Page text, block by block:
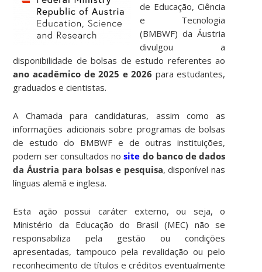
de Educação, Ciência
e Tecnologia
(BMBWF) da Áustria
divulgou a
disponibilidade de bolsas de estudo referentes ao
ano acadêmico de 2025 e 2026 para estudantes,
graduados e cientistas.
A Chamada para candidaturas, assim como as
informações adicionais sobre programas de bolsas
de estudo do BMBWF e de outras instituições,
podem ser consultados nosite do banco de dados
da Áustria para bolsas e pesquisa, disponível nas
línguas alemã e inglesa.
Esta ação possui caráter externo, ou seja, o
Ministério da Educação do Brasil (MEC) não se
responsabiliza pela gestão ou condições
apresentadas, tampouco pela revalidação ou pelo
reconhecimento de títulos e créditos eventualmente